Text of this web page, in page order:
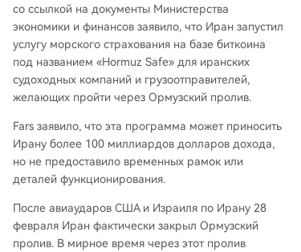
со ссылкой на документы Министерства
экономики и финансов заявило, что Иран запустил
услугу морского страхования на базе биткоина
под названием «Hormuz Safe» для иранских
судоходных компаний и грузоотправителей,
желающих пройти через Ормузский пролив.
Fars заявило, что эта программа может приносить
Ирану более 100 миллиардов долларов дохода,
но не предоставило временных рамок или
деталей функционирования.
После авиаударов США и Израиля по Ирану 28
февраля Иран фактически закрыл Ормузский
пролив. В мирное время через этот пролив